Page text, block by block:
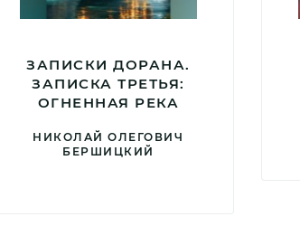
ЗАПИСКИ ДОРАНА.
ЗАПИСКА ТРЕТЬЯ:
ОГНЕННАЯ РЕКА
НИКОЛАЙ ОЛЕГОВИЧ
БЕРШИЦКИЙ